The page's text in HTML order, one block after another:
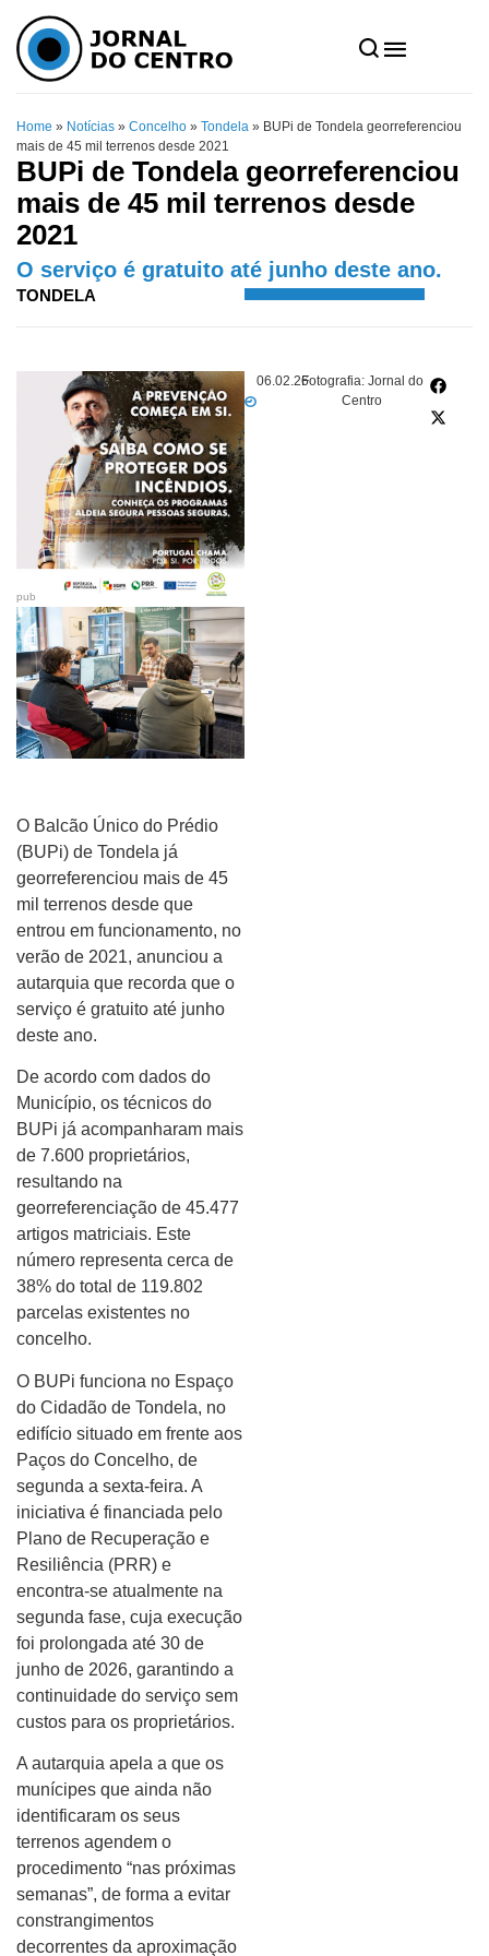
Home » Notícias » Concelho » Tondela » BUPi de Tondela georreferenciou
mais de 45 mil terrenos desde 2021
BUPi de Tondela georreferenciou
mais de 45 mil terrenos desde
2021
O serviço é gratuito até junho deste ano.
TONDELA
06.02.26Fotografia: Jornal do
Centro
pub
O Balcão Único do Prédio
(BUPi) de Tondela já
georreferenciou mais de 45
mil terrenos desde que
entrou em funcionamento, no
verão de 2021, anunciou a
autarquia que recorda que o
serviço é gratuito até junho
deste ano.
De acordo com dados do
Município, os técnicos do
BUPi já acompanharam mais
de 7.600 proprietários,
resultando na
georreferenciação de 45.477
artigos matriciais. Este
número representa cerca de
38% do total de 119.802
parcelas existentes no
concelho.
O BUPi funciona no Espaço
do Cidadão de Tondela, no
edifício situado em frente aos
Paços do Concelho, de
segunda a sexta-feira. A
iniciativa é financiada pelo
Plano de Recuperação e
Resiliência (PRR) e
encontra-se atualmente na
segunda fase, cuja execução
foi prolongada até 30 de
junho de 2026, garantindo a
continuidade do serviço sem
custos para os proprietários.
A autarquia apela a que os
munícipes que ainda não
identificaram os seus
terrenos agendem o
procedimento “nas próximas
semanas”, de forma a evitar
constrangimentos
decorrentes da aproximação